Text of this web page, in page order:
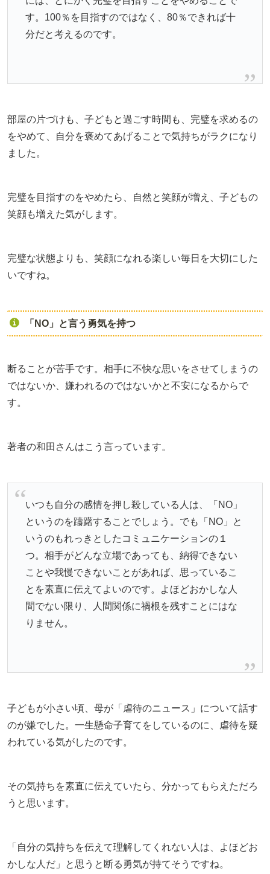
す。100％を目指すのではなく、80％できれば十
分だと考えるのです。
部屋の片づけも、子どもと過ごす時間も、完璧を求めるの
をやめて、自分を褒めてあげることで気持ちがラクになり
ました。
完璧を目指すのをやめたら、自然と笑顔が増え、子どもの
笑顔も増えた気がします。
完璧な状態よりも、笑顔になれる楽しい毎日を大切にした
いですね。
「NO」と言う勇気を持つ
断ることが苦手です。相手に不快な思いをさせてしまうの
ではないか、嫌われるのではないかと不安になるからで
す。
著者の和田さんはこう言っています。
いつも自分の感情を押し殺している人は、「NO」
というのを躊躇することでしょう。でも「NO」と
いうのもれっきとしたコミュニケーションの１
つ。相手がどんな立場であっても、納得できない
ことや我慢できないことがあれば、思っているこ
とを素直に伝えてよいのです。よほどおかしな人
間でない限り、人間関係に禍根を残すことにはな
りません。
子どもが小さい頃、母が「虐待のニュース」について話す
のが嫌でした。一生懸命子育てをしているのに、虐待を疑
われている気がしたのです。
その気持ちを素直に伝えていたら、分かってもらえただろ
うと思います。
「自分の気持ちを伝えて理解してくれない人は、よほどお
かしな人だ」と思うと断る勇気が持てそうですね。